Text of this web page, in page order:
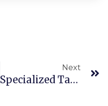
Next
Specialized Tarmac Sl7 2022